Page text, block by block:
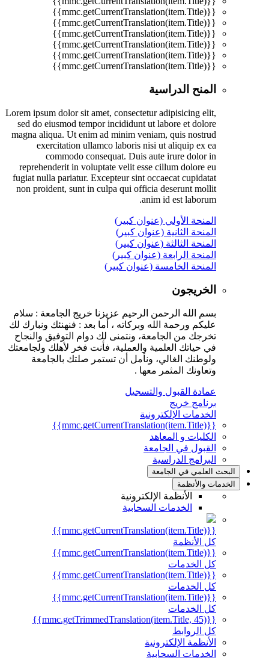
{{mmc.getCurrentTranslation(item.Title)}}
{{mmc.getCurrentTranslation(item.Title)}}
{{mmc.getCurrentTranslation(item.Title)}}
{{mmc.getCurrentTranslation(item.Title)}}
{{mmc.getCurrentTranslation(item.Title)}}
{{mmc.getCurrentTranslation(item.Title)}}
المنح الدراسية
Lorem ipsum dolor sit amet, consectetur adipisicing elit,
sed do eiusmod tempor incididunt ut labore et dolore
magna aliqua. Ut enim ad minim veniam, quis nostrud
exercitation ullamco laboris nisi ut aliquip ex ea
commodo consequat. Duis aute irure dolor in
reprehenderit in voluptate velit esse cillum dolore eu
fugiat nulla pariatur. Excepteur sint occaecat cupidatat
non proident, sunt in culpa qui officia deserunt mollit
anim id est laborum.
المنحة الأولي (عنوان كبير)
المنحة الثانية (عنوان كبير)
المنحة الثالثة (عنوان كبير)
المنحة الرابعة (عنوان كبير)
المنحة الخامسة (عنوان كبير)
الخريجون
بسم الله الرحمن الرحيم عزيزنا خريج الجامعة : سلام
عليكم ورحمة الله وبركاته ، أما بعد : فنهنئك ونبارك لك
تخرجك من الجامعة، ونتمنى لك دوام التوفيق والنجاح
في حياتك العلمية والعملية، فأنت فخر لأهلك ولجامعتك
ولوطنك الغالي، ونأمل أن تستمر صلتك بالجامعة
وتعاونك المثمر معها .
عمادة القبول والتسجيل
برنامج خريج
الخدمات الإلكترونية
{{mmc.getCurrentTranslation(item.Title)}}
الكليات و المعاهد
القبول في الجامعة
البرامج الدراسية
البحث العلمي في الجامعة
الخدمات والأنظمة
الأنظمة الإلكترونية
الخدمات السحابية
{{mmc.getCurrentTranslation(item.Title)}}
كل الأنظمة
{{mmc.getCurrentTranslation(item.Title)}}
كل الخدمات
{{mmc.getCurrentTranslation(item.Title)}}
كل الخدمات
{{mmc.getCurrentTranslation(item.Title)}}
كل الخدمات
{{mmc.getTrimmedTranslation(item.Title, 45)}}
كل الروابط
الأنظمة الإلكترونية
الخدمات السحابية